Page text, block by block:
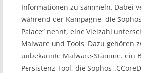
Informationen zu sammeln. Dabei
während der Kampagne, die
Palace“ nennt, eine Vielzahl
Malware und Tools. Dazu gehören
unbekannte Malware-Stämme: ein
Persistenz-Tool, die Sophos